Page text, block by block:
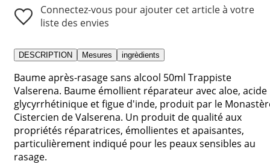
Connectez-vous pour ajouter cet article à votre
liste des envies
DESCRIPTION Mesures ingrèdients
Baume après-rasage sans alcool 50ml Trappiste
Valserena. Baume émollient réparateur avec aloe, acide
glycyrrhétinique et figue d'inde, produit par le
Cistercien de Valserena. Un produit de qualité aux
propriétés réparatrices, émollientes et apaisantes,
particulièrement indiqué pour les peaux sensibles au
rasage.